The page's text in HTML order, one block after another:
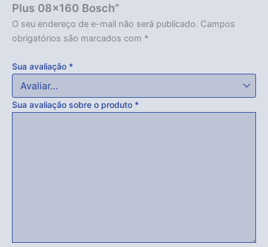
Plus 08×160 Bosch”
O seu endereço de e-mail não será publicado. Campos
obrigatórios são marcados com *
Sua avaliação *
Sua avaliação sobre o produto *